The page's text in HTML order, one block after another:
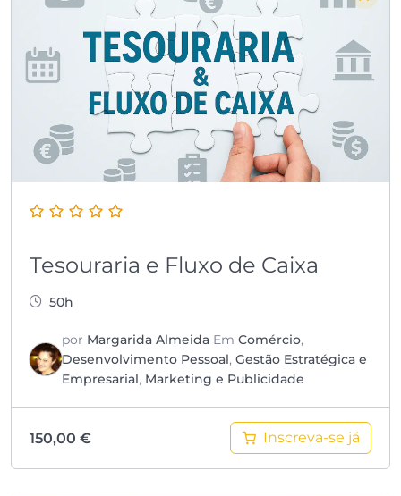
Tesouraria e Fluxo de Caixa
50h
por Margarida Almeida Em Comércio,
Desenvolvimento Pessoal, Gestão Estratégica e
Empresarial, Marketing e Publicidade
150,00 € Inscreva-se já